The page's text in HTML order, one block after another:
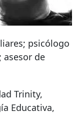
psicólogo
asesor de
Trinity,
Educativa,